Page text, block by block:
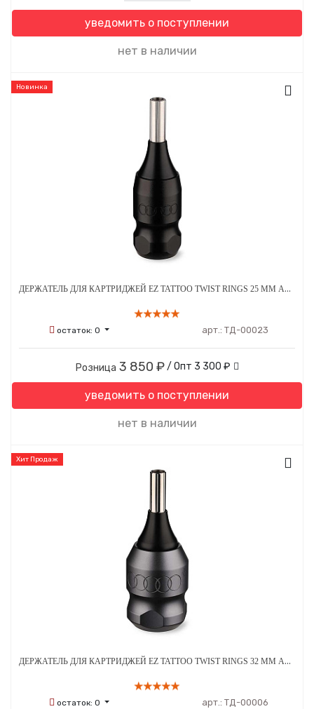
уведомить о поступлении
нет в наличии
Новинка
ДЕРЖАТЕЛЬ ДЛЯ КАРТРИДЖЕЙ EZ TATTOO TWIST RINGS 25 ММ АЛЮМИНИЕВЫЙ ЧЕРНЫЙ
остаток: 0 арт.: ТД-00023
Розница 3 850 ₽ / Опт 3 300 ₽
уведомить о поступлении
нет в наличии
Хит Продаж
ДЕРЖАТЕЛЬ ДЛЯ КАРТРИДЖЕЙ EZ TATTOO TWIST RINGS 32 ММ АЛЮМИНИЕВЫЙ ТЕМНО-СЕРЫЙ
остаток: 0 арт.: ТД-00006